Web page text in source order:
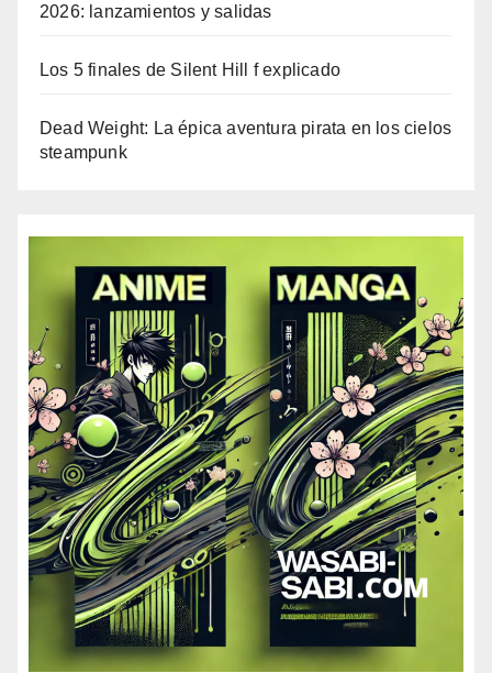
2026: lanzamientos y salidas
Los 5 finales de Silent Hill f explicado
Dead Weight: La épica aventura pirata en los cielos
steampunk